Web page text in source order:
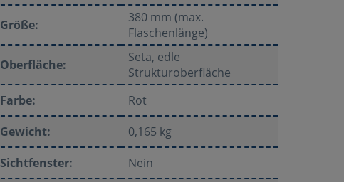
Größe:
380 mm (max.
Flaschenlänge)
Oberfläche:
Seta, edle
Strukturoberfläche
Farbe:
Rot
Gewicht:
0,165 kg
Sichtfenster:
Nein